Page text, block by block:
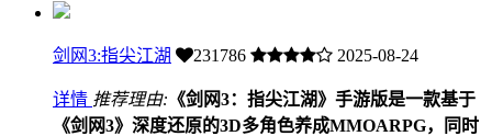
剑网3:指尖江湖 231786 2025-08-24
详情 推荐理由: 《剑网3：指尖江湖》手游版是一款基于
《剑网3》深度还原的3D多角色养成MMOARPG，同时